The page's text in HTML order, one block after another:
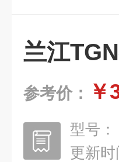
兰江
参考价： ￥
型号：
更新时